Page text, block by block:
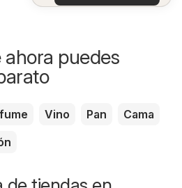
puedes
Vino Pan
Cama